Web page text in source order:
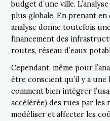
budget d’une ville.
plus globale. En prenant en
analyse donne toutefois
financement des
routes, réseau d’eaux
Cependant, même pour
être conscient qu’il y a une
comment bien intégrer
accélérée) des rues par les
modéliser et affecter les